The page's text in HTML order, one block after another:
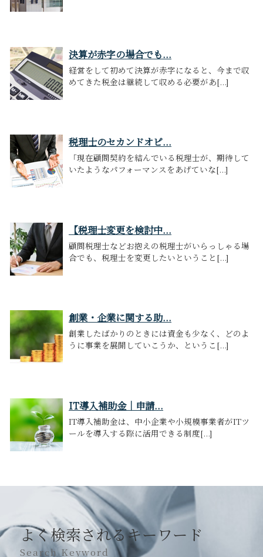
決算が赤字の場合でも...
経営をして初めて決算が赤字になると、今まで収
めてきた税金は継続して収める必要があ[...]
税理士のセカンドオピ...
「現在顧問契約を結んでいる税理士が、期待して
いたようなパフォーマンスをあげていな[...]
【税理士変更を検討中...
顧問税理士などお抱えの税理士がいらっしゃる場
合でも、税理士を変更したいということ[...]
創業・企業に関する助...
創業したばかりのときには資金も少なく、どのよ
うに事業を展開していこうか、というこ[...]
IT導入補助金｜申請...
IT導入補助金は、中小企業や小規模事業者がITツ
ールを導入する際に活用できる制度[...]
よく検索されるキーワード
Search Keyword